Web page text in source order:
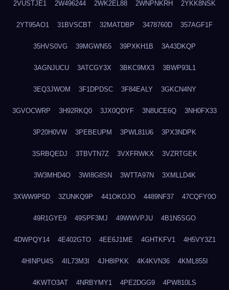
2VUSTJE1 2W496244 2WK2EL88 2WNPNKRH 2YKK8NSK
2YT95AO1 31BVSCBT 32MATDBP 3478760D 357AGF1F
35HVS0VG 39MGWN55 39PXKH1B 3A43DKQP
3AGNJUCU 3ATCGY3X 3BKC9MX3 3BWP93L1
3EQ3JWOM 3F1DPDSC 3F84EALY 3GKCN4NY
3GVOCWRP 3H92RKQ0 3JX0QDYF 3N8UCE6Q 3NH0FX33
3P20H0VW 3PEBEUPM 3PWL81U6 3PX3NDPK
3SRBQEDJ 3TBVTN7Z 3VXFRWKX 3VZRTGEK
3W3MHD4O 3WI8G8SN 3WTTA97N 3XMLLD4K
3XWW9P5D 3ZUNKQ9P 441OKOJO 4489NF37 47CQFY0O
49R1GYE9 49SPF3MJ 49WWVPJU 4B1N5SGO
4DWPQY14 4E402GTO 4EE6J1ME 4GHTKFV1 4H5VY3Z1
4HINPU4S 4IL73M3I 4JH8IPKK 4K4KVN36 4KML855I
4KWTO3AT 4NRBYMY1 4PE2DGG9 4PW810LS